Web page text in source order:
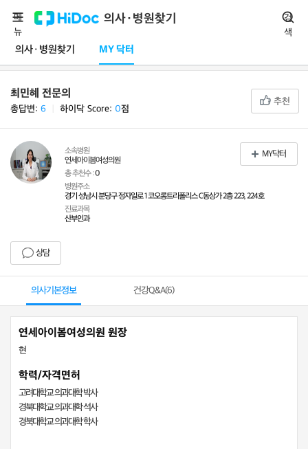
의사·병원찾기
의사·병원찾기 MY 닥터
메
뉴
검
색
최민혜 전문의
총답변: 6 하이닥 Score: 0점
추천
소속병원
연세아이봄여성의원
총 추천수 :0
병원주소
경기 성남시 분당구 정자일로 1 코오롱트리폴리스 C동상가 2층 223, 224호
진료과목
산부인과
상담
MY닥터
의사기본정보 건강Q&A(6)
연세아이봄여성의원 원장
현
학력/자격면허
고려대학교 의과대학 박사
경북대학교 의과대학 석사
경북대학교 의과대학 학사